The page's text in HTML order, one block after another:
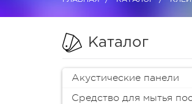
Каталог
Акустические панели
Средство для мытья